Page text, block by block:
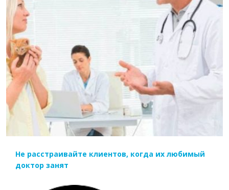
ЧИТАТЬ ДАЛЕЕ
Не расстраивайте клиентов, когда их любимый
доктор занят